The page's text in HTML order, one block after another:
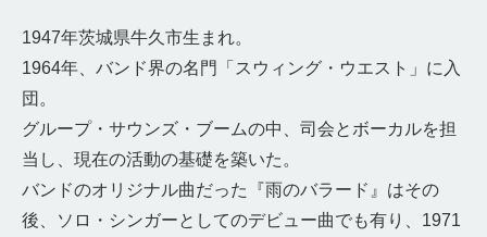
1947年茨城県牛久市生まれ。
1964年、バンド界の名門「スウィング・ウエスト」に入
団。
グループ・サウンズ・ブームの中、司会とボーカルを担
当し、現在の活動の基礎を築いた。
バンドのオリジナル曲だった『雨のバラード』はその
後、ソロ・シンガーとしてのデビュー曲でも有り、1971